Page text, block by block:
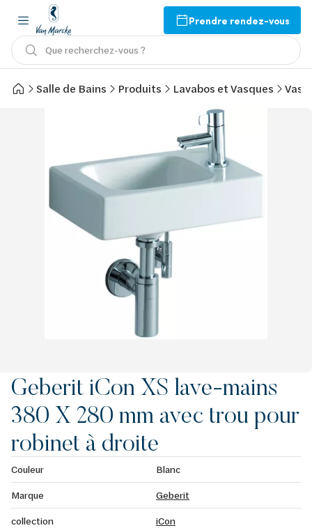
Prendre rendez-vous
Que recherchez-vous ?
Salle de Bains Produits Lavabos et Vasques
Geberit iCon XS lave-mains
380 X 280 mm avec trou pour
robinet à droite
Couleur
Blanc
Marque
Geberit
collection
iCon